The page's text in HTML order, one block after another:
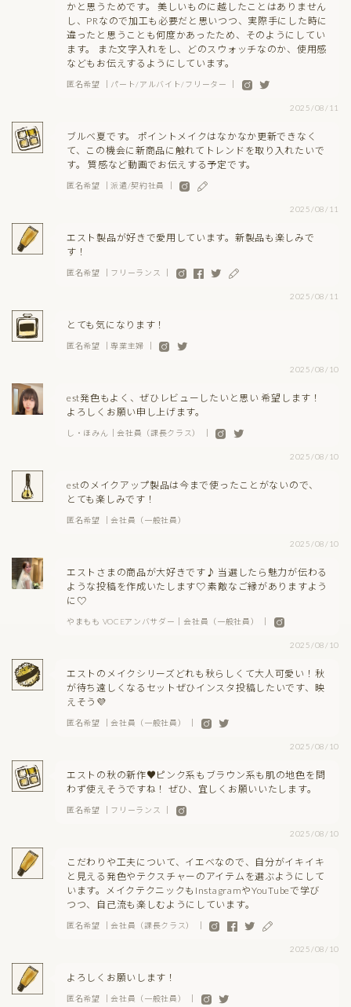
かと思うためです。 美しいものに越したことはありません
し、PRなので加工も必要だと思いつつ、実際手にした時に
違ったと思うことも何度かあったため、そのようにしてい
ます。 また文字入れをし、どのスウォッチなのか、使用感
などもお伝えするようにしています。
匿名希望 ｜パート/アルバイト/フリーター ｜
2025/08/11
ブルベ夏です。 ポイントメイクはなかなか更新できなく
て、この機会に新商品に触れてトレンドを取り入れたいで
す。 質感など動画でお伝えする予定です。
匿名希望 ｜派遣/契約社員 ｜
2025/08/11
エスト製品が好きで愛用しています。新製品も楽しみで
す！
匿名希望 ｜フリーランス ｜
2025/08/11
とても気になります！
匿名希望 ｜専業主婦 ｜
2025/08/10
est発色もよく、ぜひレビューしたいと思い 希望します！
よろしくお願い申し上げます。
し・ほみん｜会社員（課長クラス） ｜
2025/08/10
estのメイクアップ製品は今まで使ったことがないので、
とても楽しみです！
匿名希望 ｜会社員（一般社員）
2025/08/10
エストさまの商品が大好きです♪ 当選したら魅力が伝わる
ような投稿を作成いたします♡ 素敵なご縁がありますよう
に♡
やまもも VOCEアンバサダー｜会社員（一般社員） ｜
2025/08/10
エストのメイクシリーズどれも秋らしくて大人可愛い！秋
が待ち遠しくなるセットぜひインスタ投稿したいです、映
えそう💜
匿名希望 ｜会社員（一般社員） ｜
2025/08/10
エストの秋の新作♥ピンク系もブラウン系も肌の地色を問
わず使えそうですね！ ぜひ、宜しくお願いいたします。
匿名希望 ｜フリーランス ｜
2025/08/10
こだわりや工夫について、イエベなので、自分がイキイキ
と見える発色やテクスチャーのアイテムを選ぶようにして
います。メイクテクニックもInstagramやYouTubeで学び
つつ、自己流も楽しむようにしています。
匿名希望 ｜会社員（課長クラス） ｜
2025/08/10
よろしくお願いします！
匿名希望 ｜会社員（一般社員） ｜